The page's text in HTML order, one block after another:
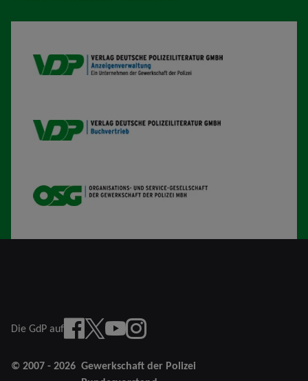
VDP AV
VDP B
OSG
Die GdP auf
facebook
x youtubeInstagram
© 2007 - 2026 Gewerkschaft der Polizei